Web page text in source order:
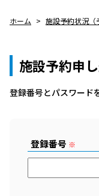
ホーム 施設予約状況（
施設予約申
登録番号とパスワード
登録番号 ※